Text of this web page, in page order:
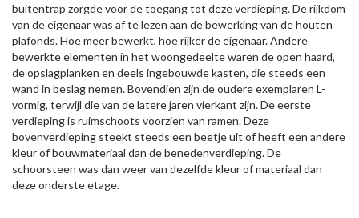
buitentrap zorgde voor de toegang tot deze verdieping. De rijkdom
van de eigenaar was af te lezen aan de bewerking van de houten
plafonds. Hoe meer bewerkt, hoe rijker de eigenaar. Andere
bewerkte elementen in het woongedeelte waren de open haard,
de opslagplanken en deels ingebouwde kasten, die steeds een
wand in beslag nemen. Bovendien zijn de oudere exemplaren L-
vormig, terwijl die van de latere jaren vierkant zijn. De eerste
verdieping is ruimschoots voorzien van ramen. Deze
bovenverdieping steekt steeds een beetje uit of heeft een andere
kleur of bouwmateriaal dan de benedenverdieping. De
schoorsteen was dan weer van dezelfde kleur of materiaal dan
deze onderste etage.